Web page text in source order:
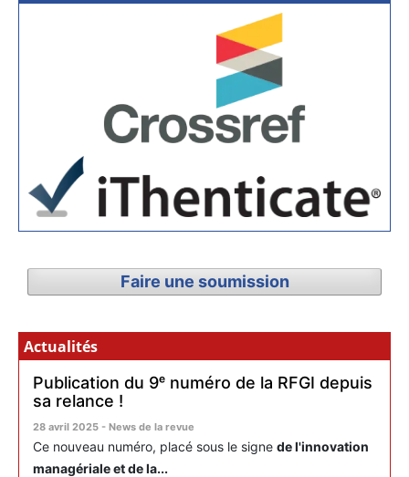
Faire une soumission
Actualités
Publication du 9ᵉ numéro de la RFGI depuis
sa relance !
28 avril 2025 - News de la revue
Ce nouveau numéro, placé sous le signe de l'innovation
managériale et de la...